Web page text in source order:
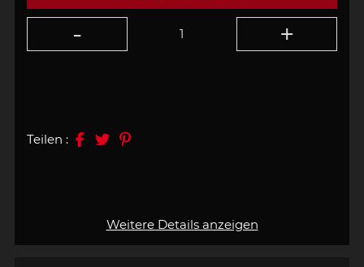
Weitere Details anzeigen
Teilen :